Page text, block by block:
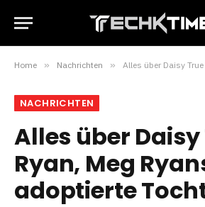
Home » Nachrichten » Alles über Daisy True
NACHRICHTEN
Alles über Daisy
Ryan, Meg
adoptierte